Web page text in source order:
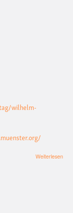
wilhelm-
Weiterlesen